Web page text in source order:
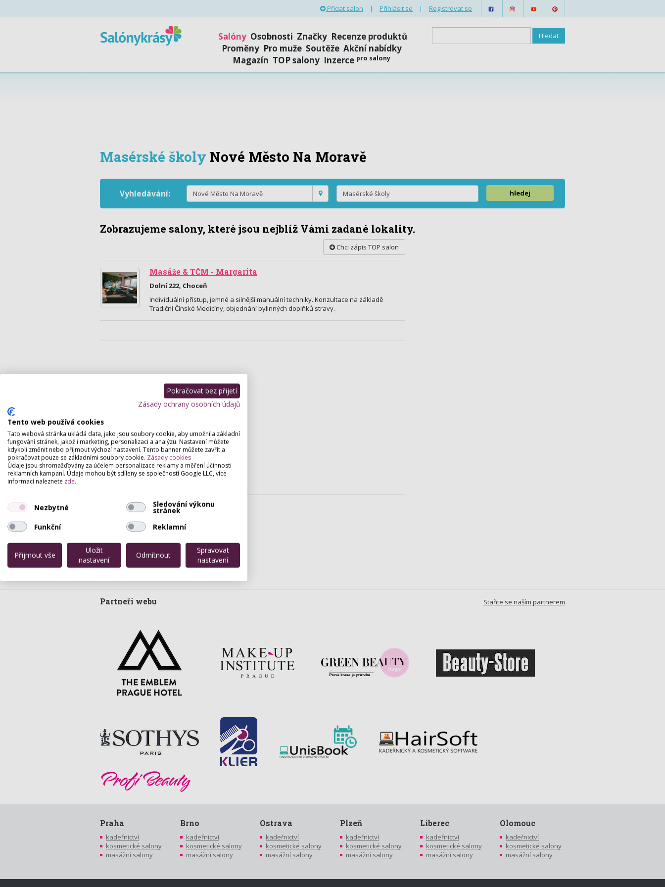
Přidat salon | Přihlásit se | Registrovat se
Salóny Osobnosti Značky Recenze produktů
Proměny Pro muže Soutěže Akční nabídky
Magazín TOP salony Inzerce pro salony
Masérské školy Nové Město Na Moravě
Vyhledávání: hledej
Zobrazujeme salony, které jsou nejblíž Vámi zadané lokality.
Chci zápis TOP salon
Masáže & TČM - Margarita
Dolní 222, Choceň
Individuální přístup, jemné a silnější manuální techniky. Konzultace na základě
Tradiční Čínské Medicíny, objednání bylinných doplňků stravy.
Staňte se naším partnerem
Partneři webu
Praha
kadeřnictví
kosmetické salony
masážní salony
Brno
kadeřnictví
kosmetické salony
masážní salony
Ostrava
kadeřnictví
kosmetické salony
masážní salony
Plzeň
kadeřnictví
kosmetické salony
masážní salony
Liberec
kadeřnictví
kosmetické salony
masážní salony
Olomouc
kadeřnictví
kosmetické salony
masážní salony
Pokračovat bez přijetí
Zásady ochrany osobních údajů
Tento web používá cookies
Tato webová stránka ukládá data, jako jsou soubory cookie, aby umožnila základní
fungování stránek, jakož i marketing, personalizaci a analýzu. Nastavení můžete
kdykoli změnit nebo přijmout výchozí nastavení. Tento banner můžete zavřít a
pokračovat pouze se základními soubory cookie. Zásady cookies
Údaje jsou shromažďovány za účelem personalizace reklamy a měření účinnosti
reklamních kampaní. Údaje mohou být sdíleny se společností Google LLC, více
informací naleznete zde.
Nezbytné Sledování výkonu
stránek
Funkční
Reklamní
Přijmout vše
Uložit
nastavení
Odmítnout
Spravovat
nastavení